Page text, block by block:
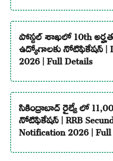
పోస్టల్ శాఖలో 10th
ఉద్యోగాలకు నోటిఫికేషన్ |
2026 | Full Details
సికింద్రాబాద్ రైల్వే లో
నోటిఫికేషన్ | RRB
Notification 2026 |